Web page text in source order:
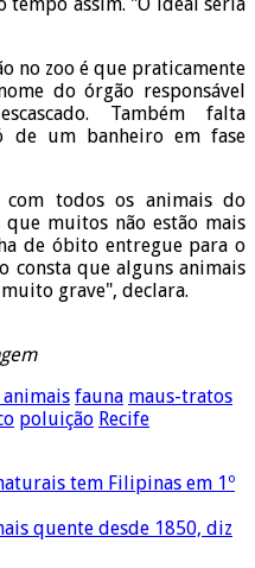
no zoo é que praticamente
do órgão responsável
Também falta
de um banheiro em fase
com todos os animais do
que muitos não estão mais
de óbito entregue para o
que alguns animais
grave", declara.
fauna maus-tratos
poluição Recife
tem Filipinas em 1º
quente desde 1850, diz